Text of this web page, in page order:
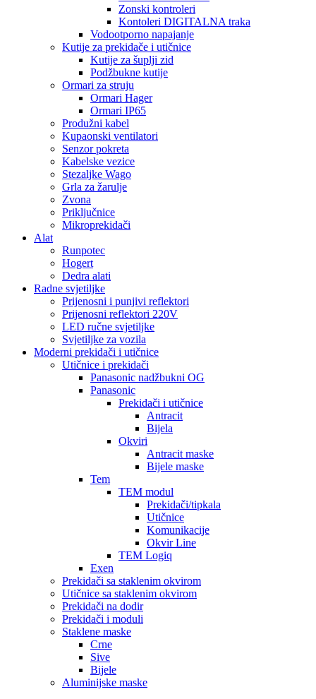
Zonski kontroleri
Kontoleri DIGITALNA traka
Vodootporno napajanje
Kutije za prekidače i utičnice
Kutije za šuplji zid
Podžbukne kutije
Ormari za struju
Ormari Hager
Ormari IP65
Produžni kabel
Kupaonski ventilatori
Senzor pokreta
Kabelske vezice
Stezaljke Wago
Grla za žarulje
Zvona
Priključnice
Mikroprekidači
Alat
Runpotec
Hogert
Dedra alati
Radne svjetiljke
Prijenosni i punjivi reflektori
Prijenosni reflektori 220V
LED ručne svjetiljke
Svjetiljke za vozila
Moderni prekidači i utičnice
Utičnice i prekidači
Panasonic nadžbukni OG
Panasonic
Prekidači i utičnice
Antracit
Bijela
Okviri
Antracit maske
Bijele maske
Tem
TEM modul
Prekidači/tipkala
Utičnice
Komunikacije
Okvir Line
TEM Logiq
Exen
Prekidači sa staklenim okvirom
Utičnice sa staklenim okvirom
Prekidači na dodir
Prekidači i moduli
Staklene maske
Crne
Sive
Bijele
Aluminijske maske